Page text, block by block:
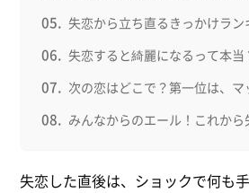
失恋から立ち直るきっかけラン
失恋すると綺麗になるって本
次の恋はどこで？第一位は、マ
みんなからのエール！これか
失恋した直後は、ショックで何も